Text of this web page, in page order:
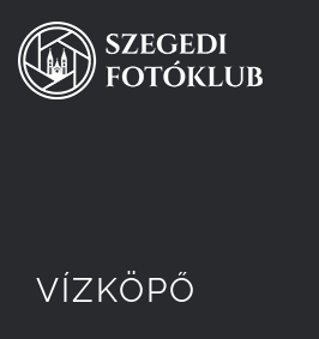
Kihagyás
Pályázatok
VÍZKÖPŐ